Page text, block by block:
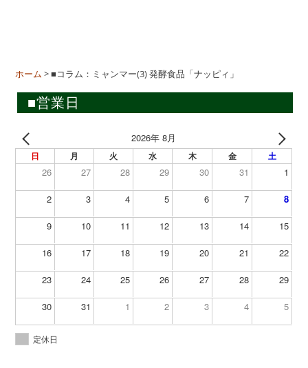
k
ホーム >■コラム：ミャンマー(3) 発酵食品「ナッピィ」
■営業日
2026年 8月
日 月 火 水 木 金 土
26 27 28 29 30 31 1
2 3 4 5 6 7 8
9 10 11 12 13 14 15
16 17 18 19 20 21 22
23 24 25 26 27 28 29
30 31 1 2 3 4 5
定休日